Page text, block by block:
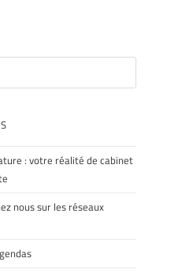
: votre réalité de cabinet
nous sur les réseaux